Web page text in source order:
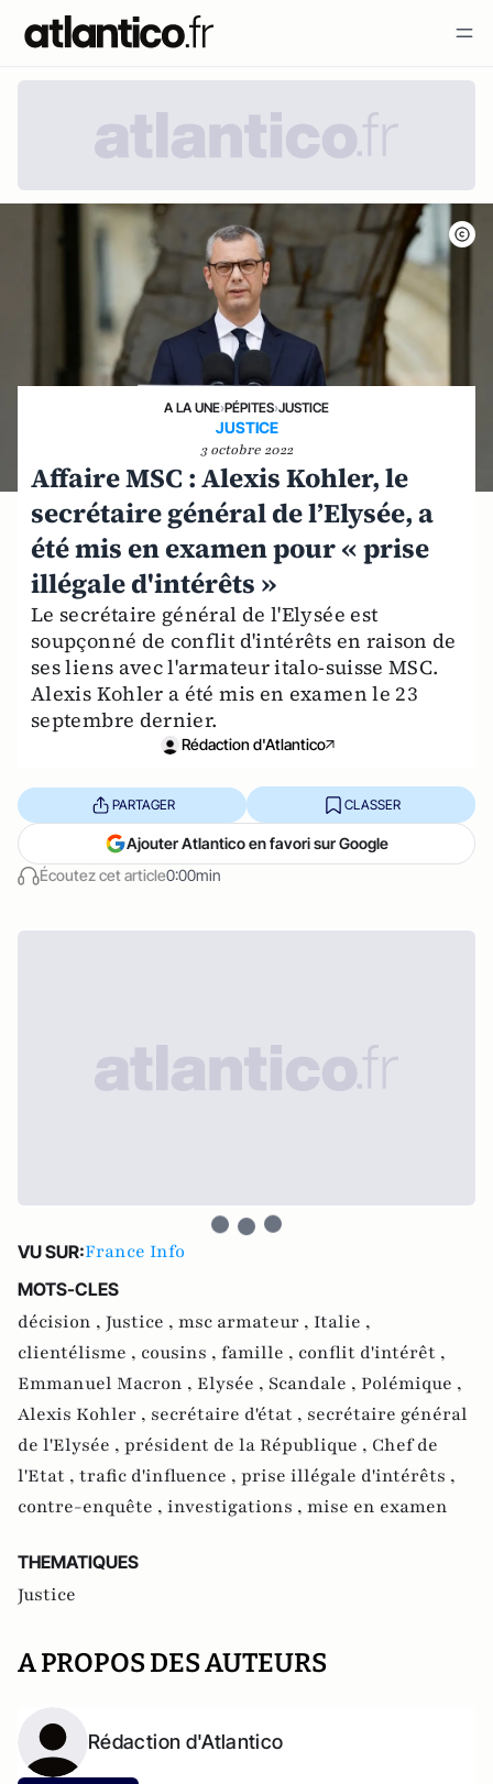
A LA UNE›PÉPITES›JUSTICE
JUSTICE
3 octobre 2022
Affaire MSC : Alexis Kohler, le
secrétaire général de l’Elysée, a
été mis en examen pour « prise
illégale d'intérêts »
Le secrétaire général de l'Elysée est
soupçonné de conflit d'intérêts en raison de
ses liens avec l'armateur italo-suisse MSC.
Alexis Kohler a été mis en examen le 23
septembre dernier.
Rédaction d'Atlantico
Écoutez cet article0:00min
PARTAGER CLASSER
Ajouter Atlantico en favori sur Google
VU SUR:France Info
MOTS-CLES
décision , Justice , msc armateur , Italie ,
clientélisme , cousins , famille , conflit d'intérêt ,
Emmanuel Macron , Elysée , Scandale , Polémique ,
Alexis Kohler , secrétaire d'état , secrétaire général
de l'Elysée , président de la République , Chef de
l'Etat , trafic d'influence , prise illégale d'intérêts ,
contre-enquête , investigations , mise en examen
THEMATIQUES
Justice
A PROPOS DES AUTEURS
Rédaction d'Atlantico